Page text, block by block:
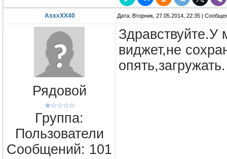
AxxxXX40 Дата: Вторник, 27.05.2014, 22:35 |
Рядовой
Группа:
Пользователи
Сообщений: 101
Здравствуйте.У
виджет,не
опять,загружать.